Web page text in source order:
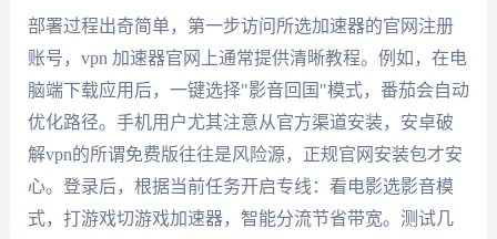
部署过程出奇简单，第一步访问所选加速器的官网注册
账号，vpn 加速器官网上通常提供清晰教程。例如，在电
脑端下载应用后，一键选择"影音回国"模式，番茄会自动
优化路径。手机用户尤其注意从官方渠道安装，安卓破
解vpn的所谓免费版往往是风险源，正规官网安装包才安
心。登录后，根据当前任务开启专线：看电影选影音模
式，打游戏切游戏加速器，智能分流节省带宽。测试几